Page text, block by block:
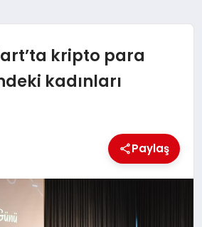
kripto para
kadınları
Paylaş